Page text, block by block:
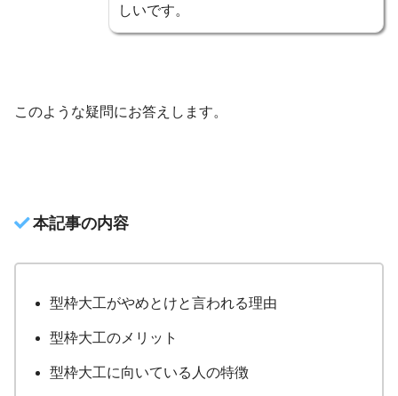
しいです。
このような疑問にお答えします。
本記事の内容
型枠大工がやめとけと言われる理由
型枠大工のメリット
型枠大工に向いている人の特徴